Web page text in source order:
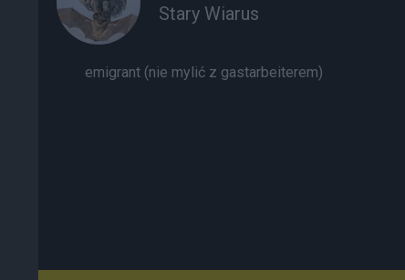
Stary Wiarus
emigrant (nie mylić z gastarbeiterem)